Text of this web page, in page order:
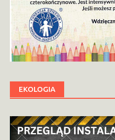
EKOLOGIA